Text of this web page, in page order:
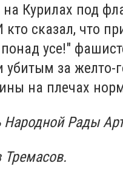
Курилах под
сказал, что
понад усе!"
убитым за желто-
на плечах
Народной Рады
Тремасов.